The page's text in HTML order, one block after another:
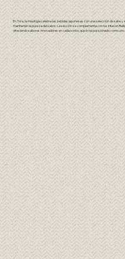
En Tora, la mixología celebra las bebidas japonesas con una selección de sake
mantienen la pureza del sabor. La sección se complementa con los Infusion
ofreciendo sabores innovadores en cada sorbo, que lo ha posicionado como